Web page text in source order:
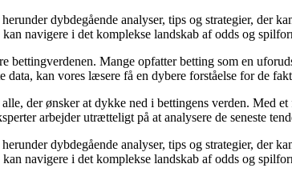
dybdegående analyser, tips og strategier, der
navigere i det komplekse landskab af odds og
bettingverdenen. Mange opfatter betting som en
data, kan vores læsere få en dybere forståelse for de
der ønsker at dykke ned i bettingens verden. Med
arbejder utrætteligt på at analysere de seneste
dybdegående analyser, tips og strategier, der
navigere i det komplekse landskab af odds og